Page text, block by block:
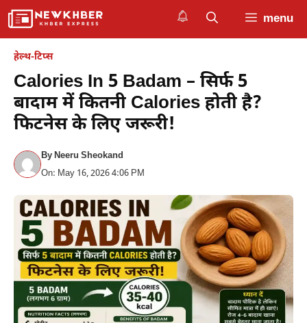
Skip
content
menu
हेल्थ-टिप्स
Calories In 5 Badam – सिर्फ 5
बादाम में कितनी Calories होती है?
फिटनेस के लिए जरूरी!
ByNeeru Sheokand
On: May 16, 2026 4:06 PM